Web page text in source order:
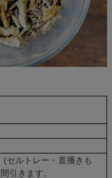
セルトレー・直播きも
引きます。